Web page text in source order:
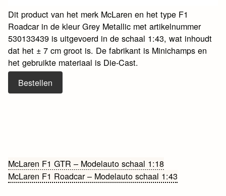
Dit product van het merk McLaren en het type F1
Roadcar in de kleur Grey Metallic met artikelnummer
530133439 is uitgevoerd in de schaal 1:43, wat inhoudt
dat het ± 7 cm groot is. De fabrikant is Minichamps en
het gebruikte materiaal is Die-Cast.
Bestellen
Bericht
navigatie
McLaren F1 GTR – Modelauto schaal 1:18
McLaren F1 Roadcar – Modelauto schaal 1:43